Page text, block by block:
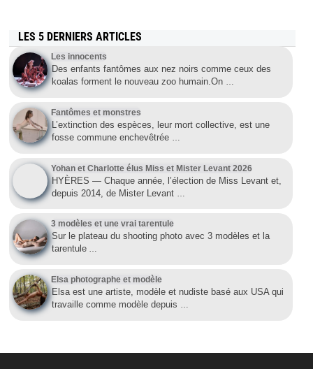
LES 5 DERNIERS ARTICLES
Les innocents
Des enfants fantômes aux nez noirs comme ceux des
koalas forment le nouveau zoo humain.On …
Fantômes et monstres
L’extinction des espèces, leur mort collective, est une
fosse commune enchevêtrée …
Yohan et Charlotte élus Miss et Mister Levant 2026
HYÈRES — Chaque année, l’élection de Miss Levant et,
depuis 2014, de Mister Levant
3 modèles et une vrai tarentule
Sur le plateau du shooting photo avec 3 modèles et la
tarentule…
Elsa photographe et modèle
Elsa est une artiste, modèle et nudiste basé aux USA qui
travaille comme modèle depuis …